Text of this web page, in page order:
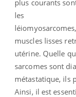
plus courants
les
muscles lisses
utérine. Quelle
sarcomes sont
métastatique, ils
Ainsi, il est